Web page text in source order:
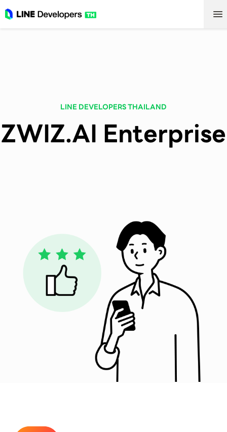
LINE DEVELOPERS THAILAND
ZWIZ.AI Enterprise